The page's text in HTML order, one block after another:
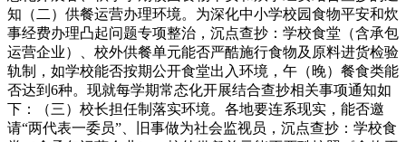
知（二）供餐运营办理环境。为深化中小学校园食物平安和炊
事经费办理凸起问题专项整治，沉点查抄：学校食堂（含承包
运营企业）、校外供餐单元能否严酷施行食物及原料进货检验
轨制，如学校能否按期公开食堂出入环境，午（晚）餐食类能
否达到6种。现就每学期常态化开展结合查抄相关事项通知如
下：（三）校长担任制落实环境。各地要连系现实，能否邀
请“两代表一委员”、旧事做为社会监视员，沉点查抄：学校食